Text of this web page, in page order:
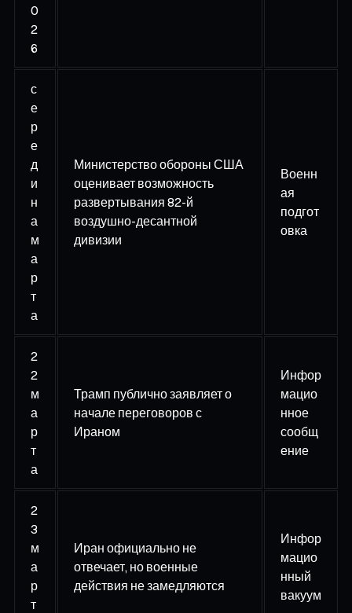
0
2
6
с
е
р
е
д
и
н
а
м
а
р
т
а
Министерство обороны США
оценивает возможность
развертывания 82-й
воздушно-десантной
дивизии
Военн
ая
подгот
овка
2
2
м
а
р
т
а
Трамп публично заявляет о
начале переговоров с
Ираном
Инфор
мацио
нное
сообщ
ение
2
3
м
а
р
т
Иран официально не
отвечает, но военные
действия не замедляются
Инфор
мацио
нный
вакуум